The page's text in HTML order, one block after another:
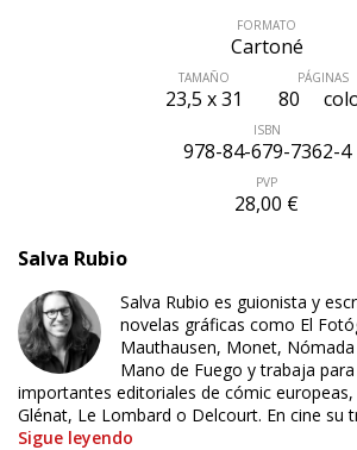
FORMATO
Cartoné
TAMAÑO
23,5 x 31
PÁGINAS
80
ISBN
978-84-679-7362-4
PVP
28,00 €
Salva Rubio
Salva Rubio es guionista y
novelas gráficas como El
Mauthausen, Monet,
Mano de Fuego y trabaja
importantes editoriales de cómic
Glénat, Le Lombard o Delcourt. En cine su
Sigue leyendo